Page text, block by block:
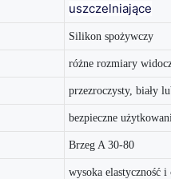
uszczelniające
Silikon spożywczy
różne rozmiary
przezroczysty, biały
bezpieczne
Brzeg A 30-80
wysoka elastyczność